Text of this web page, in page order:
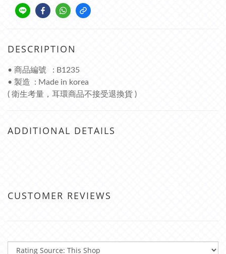
DESCRIPTION
• 商品編號 : B1235
• 製造 : Made in korea
( 衛生考量，耳環商品不接受退換貨 )
ADDITIONAL DETAILS
CUSTOMER REVIEWS